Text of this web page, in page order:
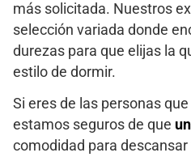
más solicitada. Nuestros
selección variada donde
durezas para que elijas la
estilo de dormir.
Si eres de las personas
estamos seguros de que
comodidad para